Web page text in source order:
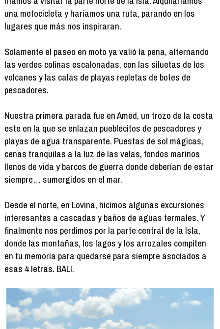
una motocicleta y haríamos una ruta, parando en los
lugares que más nos inspiraran.
Solamente el paseo en moto ya valió la pena, alternando
las verdes colinas escalonadas, con las siluetas de los
volcanes y las calas de playas repletas de botes de
pescadores.
Nuestra primera parada fue en Amed, un trozo de la costa
este en la que se enlazan pueblecitos de pescadores y
playas de agua transparente. Puestas de sol mágicas,
cenas tranquilas a la luz de las velas, fondos marinos
llenos de vida y barcos de guerra donde deberían de estar
siempre… sumergidos en el mar.
Desde el norte, en Lovina, hicimos algunas excursiones
interesantes a cascadas y baños de aguas termales. Y
finalmente nos perdimos por la parte central de la Isla,
donde las montañas, los lagos y los arrozales compiten
en tu memoria para quedarse para siempre asociados a
esas 4 letras. BALI.